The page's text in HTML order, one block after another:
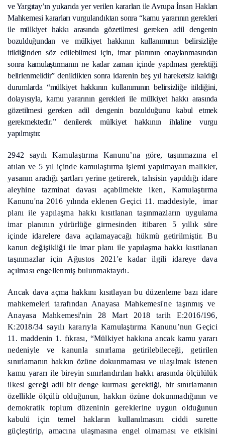
ve Yargıtay’ın yukarıda yer verilen kararları ile Avrupa İnsan Hakları
Mahkemesi kararları vurgulandıktan sonra “kamu yararının gerekleri
ile mülkiyet hakkı arasında gözetilmesi gereken adil dengenin
bozulduğundan ve mülkiyet hakkının kullanımının belirsizliğe
itildiğinden söz edilebilmesi için, imar planının onaylanmasından
sonra kamulaştırmanın ne kadar zaman içinde yapılması gerektiği
belirlenmelidir” denildikten sonra idarenin beş yıl hareketsiz kaldığı
durumlarda “mülkiyet hakkının kullanımının belirsizliğe itildiğini,
dolayısıyla, kamu yararının gerekleri ile mülkiyet hakkı arasında
gözetilmesi gereken adil dengenin bozulduğunu kabul etmek
gerekmektedir.” denilerek mülkiyet hakkının ihlaline vurgu
yapılmıştır.
2942 sayılı Kamulaştırma Kanunu’na göre, taşınmazına el
atılan ve 5 yıl içinde kamulaştırma işlemi yapılmayan malikler,
yasanın aradığı şartları yerine getirerek, tahsisin yapıldığı idare
aleyhine tazminat davası açabilmekte iken, Kamulaştırma
Kanunu'na 2016 yılında eklenen Geçici 11. maddesiyle, imar
planı ile yapılaşma hakkı kısıtlanan taşınmazların uygulama
imar planının yürürlüğe girmesinden itibaren 5 yıllık süre
içinde idarelere dava açılamayacağı hükmü getirilmiştir. Bu
kanun değişikliği ile imar planı ile yapılaşma hakkı kısıtlanan
taşınmazlar için Ağustos 2021'e kadar ilgili idareye dava
açılması engellenmiş bulunmaktaydı.
Ancak dava açma hakkını kısıtlayan bu düzenleme bazı idare
mahkemeleri tarafından Anayasa Mahkemesi'ne taşınmış ve
Anayasa Mahkemesi'nin 28 Mart 2018 tarih E:2016/196,
K:2018/34 sayılı kararıyla Kamulaştırma Kanunu’nun Geçici
11. maddenin 1. fıkrası, “Mülkiyet hakkına ancak kamu yararı
nedeniyle ve kanunla sınırlama getirilebileceği, getirilen
sınırlamanın hakkın özüne dokunmaması ve ulaşılmak istenen
kamu yararı ile bireyin sınırlandırılan hakkı arasında ölçülülük
ilkesi gereği adil bir denge kurması gerektiği, bir sınırlamanın
özellikle ölçülü olduğunun, hakkın özüne dokunmadığının ve
demokratik toplum düzeninin gereklerine uygun olduğunun
kabulü için temel hakların kullanılmasını ciddi surette
güçleştirip, amacına ulaşmasına engel olmaması ve etkisini